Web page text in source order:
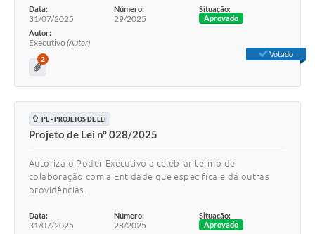
Data:
31/07/2025
Número:
29/2025
Situação:
Aprovado
Autor:
Executivo (Autor)
2
Votado
PL - PROJETOS DE LEI
Projeto de Lei nº 028/2025
Autoriza o Poder Executivo a celebrar termo de
colaboração com a Entidade que especifica e dá outras
providências.
Data:
31/07/2025
Número:
28/2025
Situação:
Aprovado